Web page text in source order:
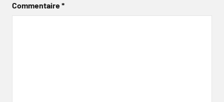
Commentaire*